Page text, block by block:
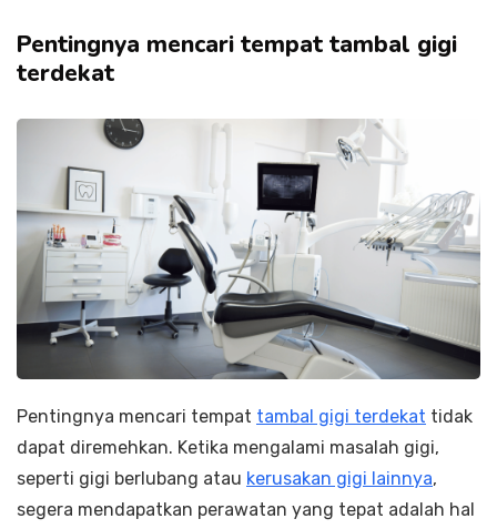
Pentingnya mencari tempat tambal gigi
terdekat
Pentingnya mencari tempat tambal gigi terdekat tidak
dapat diremehkan. Ketika mengalami masalah gigi,
seperti gigi berlubang atau kerusakan gigi lainnya,
segera mendapatkan perawatan yang tepat adalah hal